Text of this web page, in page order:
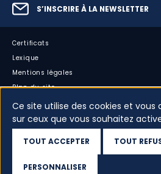
S’INSCRIRE À LA NEWSLETTER
Certificats
Lexique
Mentions légales
Plan du site
Accessibilité : partiellement conforme
Cookies
Dispositif d’alerte
Ce site utilise des cookies et vous
sur ceux que vous souhaitez
TOUT ACCEPTER TOUT
PERSONNALISER